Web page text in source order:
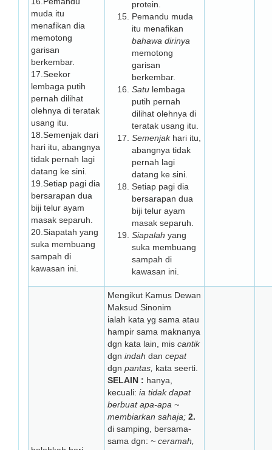
muda itu
menafikan dia
memotong
garisan
berkembar.
17.Seekor
lembaga putih
pernah dilihat
olehnya di teratak
usang itu.
18.Semenjak dari
hari itu, abangnya
tidak pernah lagi
datang ke sini.
19.Setiap pagi dia
bersarapan dua
biji telur ayam
masak separuh.
20.Siapatah yang
suka membuang
sampah di
kawasan ini.
protein.
Pemandu muda
itu menafikan
bahawa dirinya
memotong
garisan
berkembar.
Satu lembaga
putih pernah
dilihat olehnya di
teratak usang itu.
Semenjakhari itu,
abangnya tidak
pernah lagi
datang ke sini.
Setiap pagi dia
bersarapan dua
biji telur ayam
masak separuh.
Siapalah yang
suka membuang
sampah di
kawasan ini.
Mengikut Kamus Dewan
Maksud Sinonim
ialah kata yg sama atau
hampir sama maknanya
dgn kata lain, mis cantik
dgn indah dan cepat
dgn pantas, kata seerti.
SELAIN : hanya,
kecuali: ia tidak dapat
berbuat apa-apa ~
membiarkan sahaja; 2.
di samping, bersama-
sama dgn: ~ ceramah,